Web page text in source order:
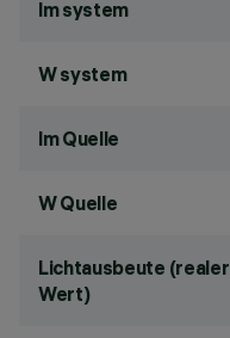
lm system
W system
lm Quelle
W Quelle
Lichtausbeute (realer
Wert)